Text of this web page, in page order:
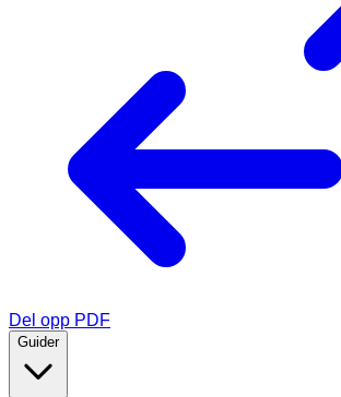
Del opp PDF
Guider